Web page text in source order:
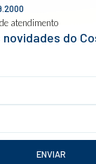
atendimento
novidades do
ENVIAR